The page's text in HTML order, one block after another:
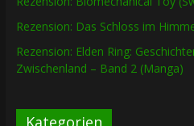
Rezension: Das Schloss im
Rezension: Elden Ring:
Zwischenland – Band 2 (Manga)
Kategorien